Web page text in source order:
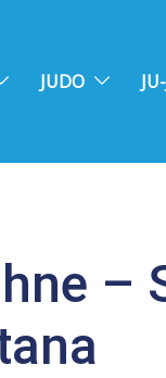
JUDO
–